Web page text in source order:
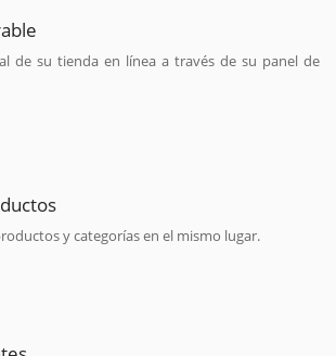
de su tienda en línea a través de su panel de
y categorías en el mismo lugar.